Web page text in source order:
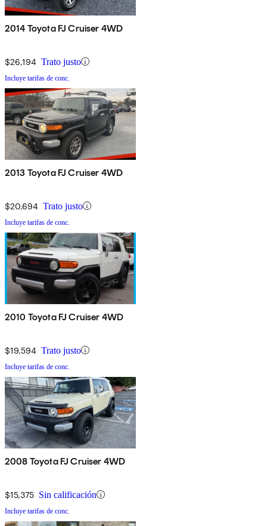
2014 Toyota FJ Cruiser 4WD
$26,194 Trato justo
Incluye tarifas de conc.
2013 Toyota FJ Cruiser 4WD
$20,694 Trato justo
Incluye tarifas de conc.
2010 Toyota FJ Cruiser 4WD
$19,594 Trato justo
Incluye tarifas de conc.
2008 Toyota FJ Cruiser 4WD
$15,375 Sin calificación
Incluye tarifas de conc.